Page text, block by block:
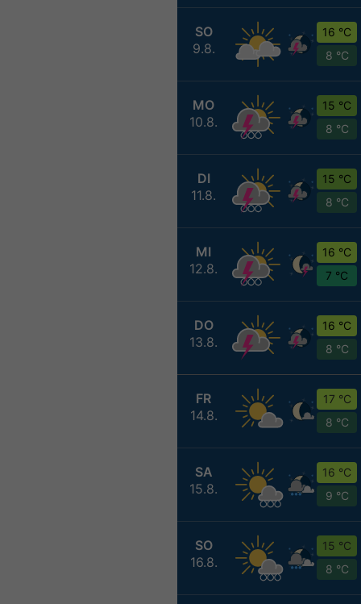
SO
9.8.
16 °C
8 °C
MO
10.8.
15 °C
8 °C
DI
11.8.
15 °C
8 °C
MI
12.8.
16 °C
7 °C
DO
13.8.
16 °C
8 °C
FR
14.8.
17 °C
8 °C
SA
15.8.
16 °C
9 °C
SO
16.8.
15 °C
8 °C